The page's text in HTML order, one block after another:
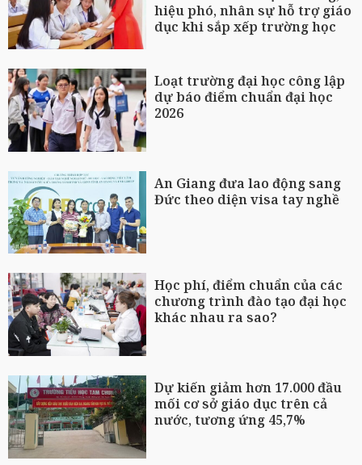
hiệu phó, nhân sự hỗ trợ giáo
dục khi sắp xếp trường học
Loạt trường đại học công lập
dự báo điểm chuẩn đại học
2026
An Giang đưa lao động sang
Đức theo diện visa tay nghề
Học phí, điểm chuẩn của các
chương trình đào tạo đại học
khác nhau ra sao?
Dự kiến giảm hơn 17.000 đầu
mối cơ sở giáo dục trên cả
nước, tương ứng 45,7%